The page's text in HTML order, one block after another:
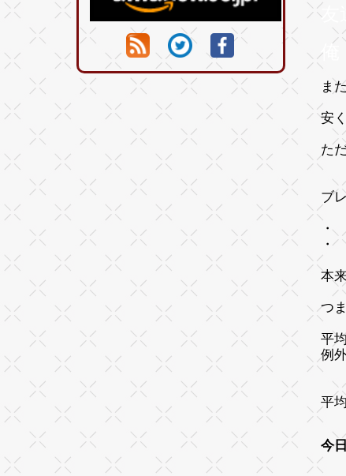
友
俺
ま
安
た
ブ
・
・
本
つ
平
例
平
今